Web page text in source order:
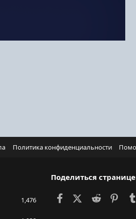
Политика конфиденциальности
1,476
Поделиться
FacebookX (Twitter)
Reddit